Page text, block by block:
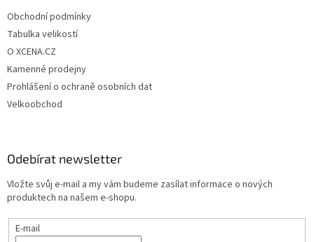
Obchodní podmínky
Tabulka velikostí
O XCENA.CZ
Kamenné prodejny
Prohlášení o ochraně osobních dat
Velkoobchod
Odebírat newsletter
Vložte svůj e-mail a my vám budeme zasílat informace o nových
produktech na našem e-shopu.
E-mail